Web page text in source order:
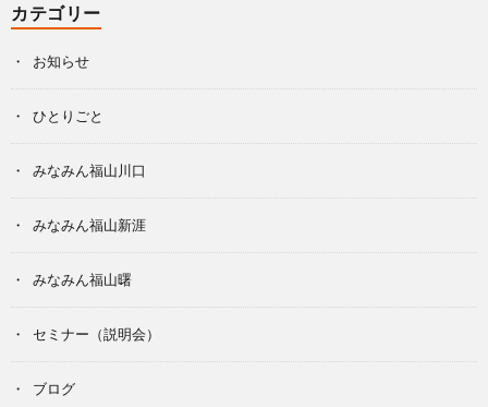
カテゴリー
お知らせ
ひとりごと
みなみん福山川口
みなみん福山新涯
みなみん福山曙
セミナー（説明会）
ブログ